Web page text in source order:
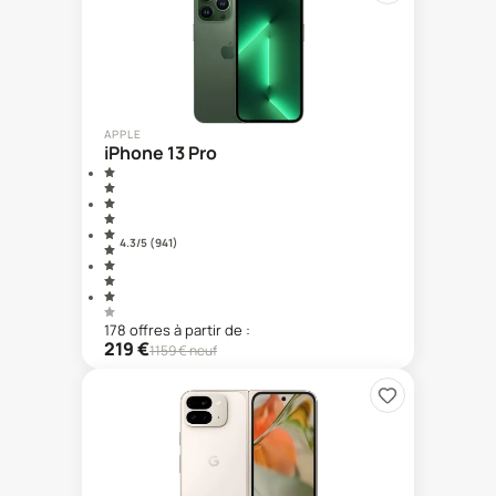
APPLE
iPhone 13 Pro
4.3/5 (941)
178 offresà partir de :
219€1159€ neuf